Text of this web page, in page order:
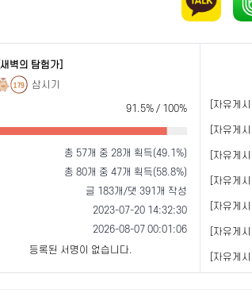
[새벽의 탐험가]
179 삼시기
91.5% / 100%
총 57개 중 28개 획득(49.1%)
총 80개 중 47개 획득(58.8%)
글 183개/댓 391개 작성
2023-07-20 14:32:30
2026-08-07 00:01:06
등록된 서명이 없습니다.